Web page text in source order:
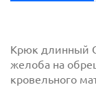
Крюк длинный
желоба на
кровельного